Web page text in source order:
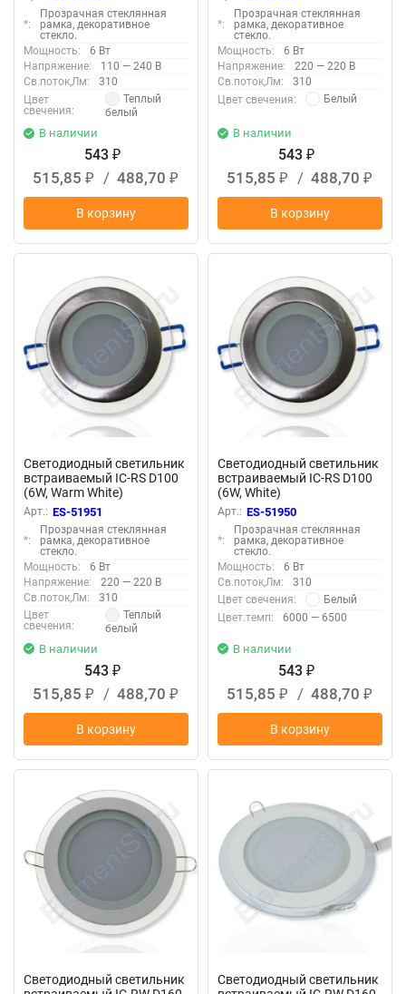
*:
Прозрачная стеклянная
рамка, декоративное
стекло.
Мощность:
6 Вт
Напряжение:
110 — 240 В
Св.поток,Лм:
310
Цвет
свечения:
Теплый
белый
В наличии
543 ₽
515,85 ₽ / 488,70 ₽
В корзину
*:
Прозрачная стеклянная
рамка, декоративное
стекло.
Мощность:
6 Вт
Напряжение:
220 — 220 В
Св.поток,Лм:
310
Цвет свечения:
Белый
В наличии
543 ₽
515,85 ₽ / 488,70 ₽
В корзину
Светодиодный светильник
встраиваемый IC-RS D100
(6W, Warm White)
Арт.: ES-51951
*:
Прозрачная стеклянная
рамка, декоративное
стекло.
Мощность:
6 Вт
Напряжение:
220 — 220 В
Св.поток,Лм:
310
Цвет
свечения:
Теплый
белый
В наличии
543 ₽
515,85 ₽ / 488,70 ₽
В корзину
Светодиодный светильник
встраиваемый IC-RS D100
(6W, White)
Арт.: ES-51950
*:
Прозрачная стеклянная
рамка, декоративное
стекло.
Мощность:
6 Вт
Св.поток,Лм:
310
Цвет свечения:
Белый
Цвет.темп:
6000 — 6500
В наличии
543 ₽
515,85 ₽ / 488,70 ₽
В корзину
Светодиодный светильник
Светодиодный светильник